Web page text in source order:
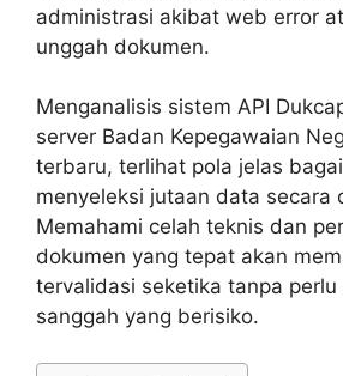
administrasi akibat web error
unggah dokumen.
Menganalisis sistem API
server Badan Kepegawaian
terbaru, terlihat pola jelas
menyeleksi jutaan data secara
Memahami celah teknis dan
dokumen yang tepat akan
tervalidasi seketika tanpa
sanggah yang berisiko.